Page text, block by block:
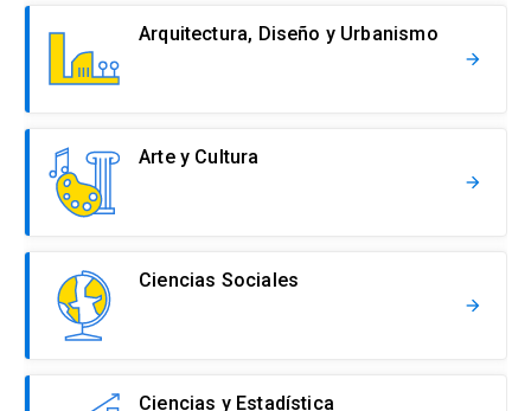
Arquitectura, Diseño y Urbanismo
arrow_forward
Arte y Cultura
arrow_forward
Ciencias Sociales
arrow_forward
Ciencias y Estadística